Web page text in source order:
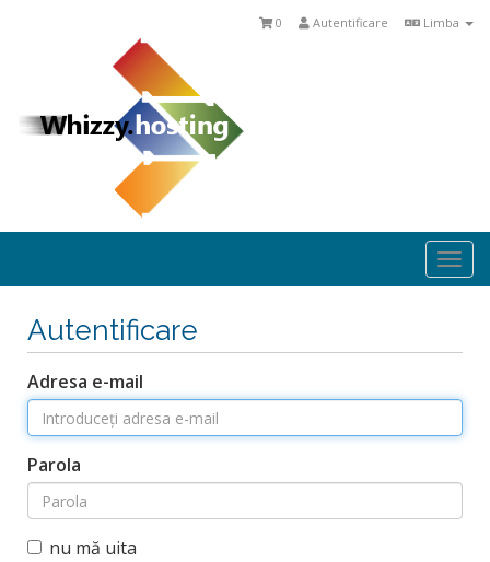
Limba
Autentificare
0
Autentificare
Adresa e-mail
Parola
nu mă uita